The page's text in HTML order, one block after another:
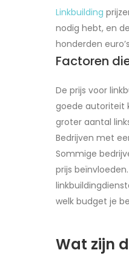
Linkbuilding
nodig hebt, en
honderden
Factoren
De prijs voor
goede autoriteit
groter aantal
Bedrijven met
Sommige
prijs
welk budget je
Wat zijn